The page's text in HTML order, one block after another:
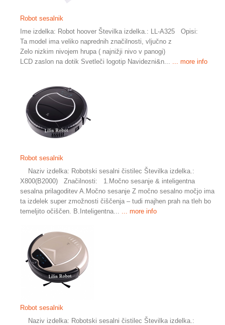
Robot sesalnik
Ime izdelka: Robot hoover Številka izdelka.: LL-A325 Opisi:
Ta model ima veliko naprednih značilnosti, vljučno z
Zelo nizkim nivojem hrupa ( najnižji nivo v panogi)
LCD zaslon na dotik Svetleči logotip Navidezni&n...
... more info
Robot sesalnik
Naziv izdelka: Robotski sesalni čistilec Številka izdelka.:
X800(B2000) Značilnosti: 1.Močno sesanje & inteligentna
sesalna prilagoditev A.Močno sesanje Z močno sesalno močjo ima
ta izdelek super zmožnosti čiščenja – tudi majhen prah na tleh bo
temeljito očiščen. B.Inteligentna...
... more info
Robot sesalnik
Naziv izdelka: Robotski sesalni čistilec Številka izdelka.: